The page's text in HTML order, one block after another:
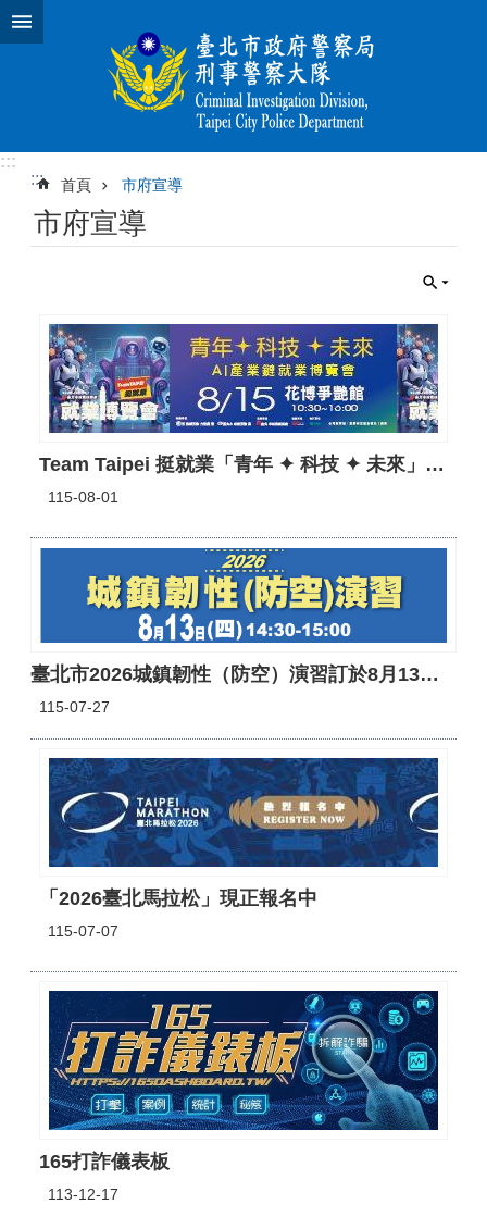
跳到主要內容區塊
:::
:::
首頁 市府宣導
市府宣導
Team Taipei 挺就業「青年 ✦ 科技 ✦ 未來」AI產業鏈就業博覽會
115-08-01
臺北市2026城鎮韌性（防空）演習訂於8月13日 （四）14時30分至15時實施。
115-07-27
「2026臺北馬拉松」現正報名中
115-07-07
165打詐儀表板
113-12-17